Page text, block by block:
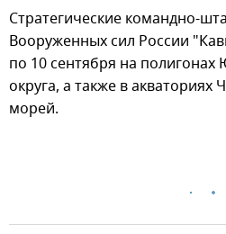
Стратегические командно-
Вооруженных сил России
по 10 сентября на
округа, а также в акваториях
морей.